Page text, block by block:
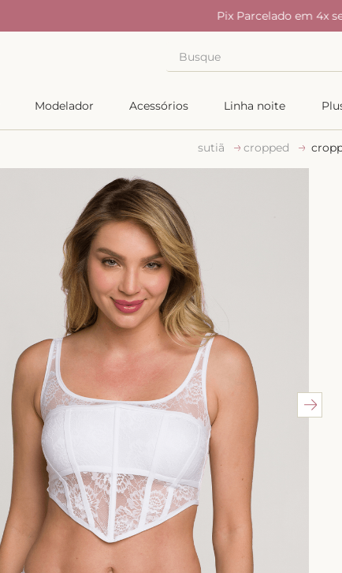
Pix Parcelado em 4x sem juros
Modelador Acessórios Linha noite
sutiã cropped
TERMOS MAIS
2º
camisola
8
9
calcinha
short doll